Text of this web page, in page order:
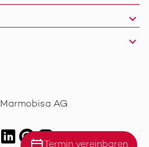
Termin vereinbaren
Marmobisa AG